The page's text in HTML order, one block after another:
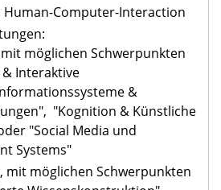
Human-Computer-Interaction
möglichen Schwerpunkten
Interaktive
&
"Kognition & Künstliche
"Social Media und
Systems"
, mit möglichen Schwerpunkten